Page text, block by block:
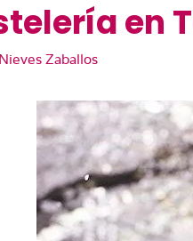
en
Nieves Zaballos